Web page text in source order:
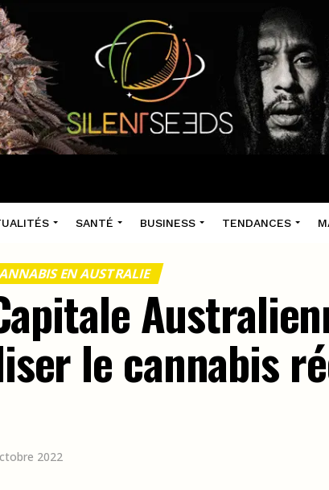
SANTÉ BUSINESS TENDANCES
EN AUSTRALIE
le cannabis
2022